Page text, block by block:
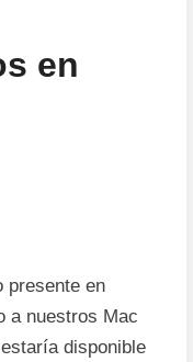
en
presente en
a nuestros Mac
disponible